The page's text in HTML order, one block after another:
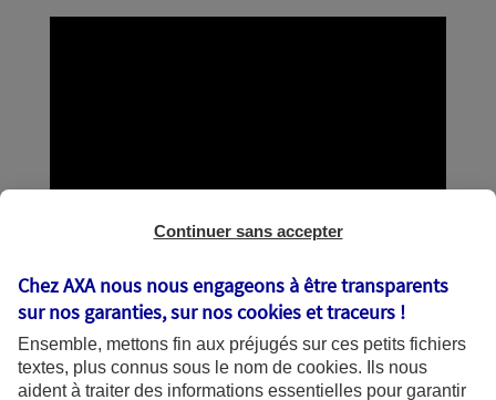
Continuer sans accepter
Chez AXA nous nous engageons à être transparents
sur nos garanties, sur noscookies et traceurs !
Ensemble, mettons fin aux préjugés sur ces petits fichiers
textes, plus connus sous le nom de cookies. Ils nous
aident à traiter des informations essentielles pour garantir